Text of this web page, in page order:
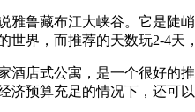
雅鲁藏布江大峡谷。它是陡
世界，而推荐的天数玩2-4
酒店式公寓，是一个很好的
济预算充足的情况下，还可